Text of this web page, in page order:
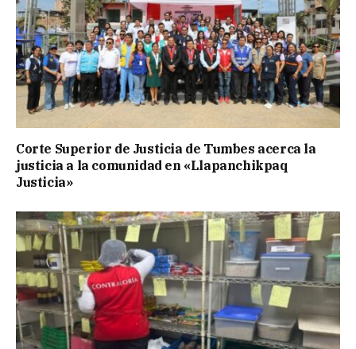
Corte Superior de Justicia de Tumbes acerca la
justicia a la comunidad en «Llapanchikpaq
Justicia»